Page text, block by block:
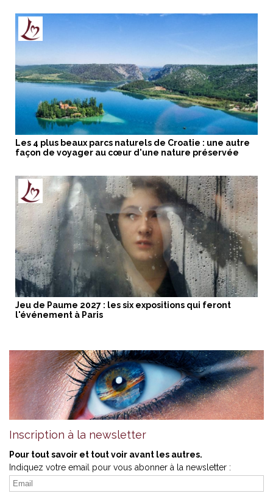
Les 4 plus beaux parcs naturels de Croatie : une autre
façon de voyager au cœur d'une nature préservée
Jeu de Paume 2027 : les six expositions qui feront
l'événement à Paris
Inscription à la newsletter
Pour tout savoir et tout voir avant les autres.
Indiquez votre email pour vous abonner à la newsletter :